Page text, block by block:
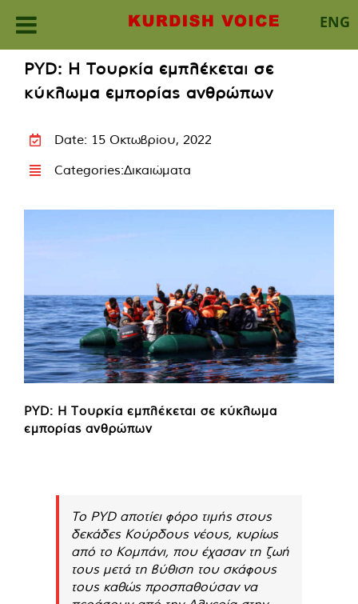
ENG
content
PYD: Η Τουρκία εμπλέκεται σε
κύκλωμα εμπορίας ανθρώπων
Date: 15 Οκτωβρίου, 2022
Categories:Δικαιώματα
PYD: Η Τουρκία εμπλέκεται σε κύκλωμα
εμπορίας ανθρώπων
Το PYD αποτίει φόρο τιμής στους
δεκάδες Κούρδους νέους, κυρίως
από το Κομπάνι, που έχασαν τη ζωή
τους μετά τη βύθιση του σκάφους
τους καθώς προσπαθούσαν να